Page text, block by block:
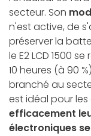
secteur. Son
n'est active, de
préserver la
le E2 LCD 1500
10 heures (à 90
branché au
est idéal pour
efficacement
électroniques